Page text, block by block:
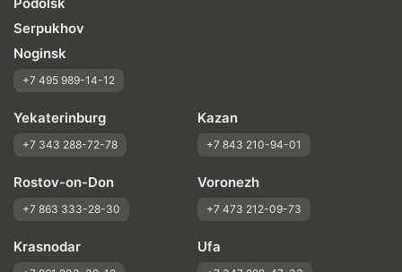
Serpukhov
Noginsk
+7 495 989-14-12
Yekaterinburg
+7 343 288-72-78
Kazan
+7 843 210-94-01
Rostov-on-Don
+7 863 333-28-30
Voronezh
+7 473 212-09-73
Krasnodar Ufa